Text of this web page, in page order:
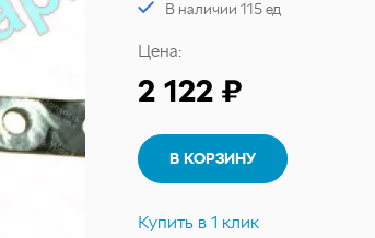
В наличии 115 ед
Цена:
2 122 ₽
В КОРЗИНУ
Купить в 1 клик